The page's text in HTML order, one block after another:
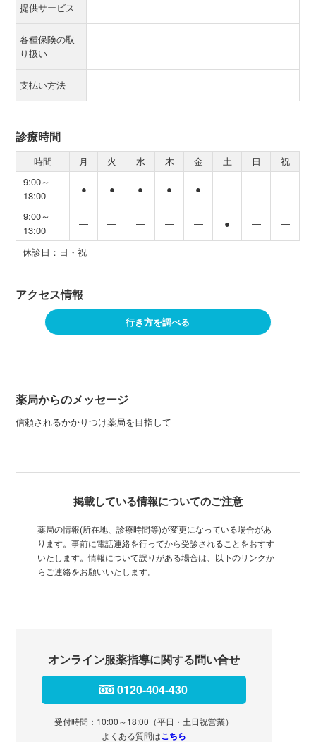
提供サービス
各種保険の取
り扱い
支払い方法
診療時間
時間 月 火 水 木 金 土 日
祝
9:00～
18:00
● ● ● ● ● ― ― ―
9:00～
13:00
― ― ― ― ― ● ― ―
休診日：日・祝
アクセス情報
行き方を調べる
薬局からのメッセージ
信頼されるかかりつけ薬局を目指して
掲載している情報についてのご注意
薬局の情報(所在地、診療時間等)が変更になっている場合があ
ります。事前に電話連絡を行ってから受診されることをおすす
いたします。情報について誤りがある場合は、以下のリンクか
らご連絡をお願いいたします。
オンライン服薬指導に関する問い合せ
0120-404-430
受付時間：10:00～18:00（平日・土日祝営業）
よくある質問はこちら